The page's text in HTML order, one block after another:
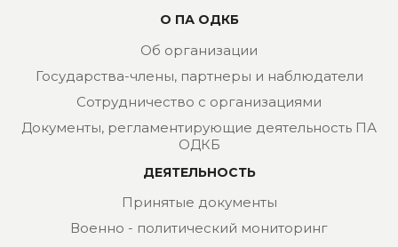
О ПА ОДКБ
Об организации
Государства-члены, партнеры и наблюдатели
Сотрудничество с организациями
Документы, регламентирующие деятельность ПА
ОДКБ
ДЕЯТЕЛЬНОСТЬ
Принятые документы
Военно - политический мониторинг